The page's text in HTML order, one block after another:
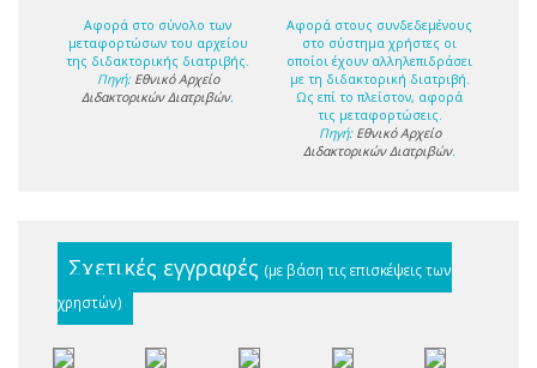
Αφορά στο σύνολο των
μεταφορτώσων του αρχείου
της διδακτορικής διατριβής.
Πηγή: Εθνικό Αρχείο
Διδακτορικών Διατριβών.
Αφορά στους συνδεδεμένους
στο σύστημα χρήστες οι
οποίοι έχουν αλληλεπιδράσει
με τη διδακτορική διατριβή.
Ως επί το πλείστον, αφορά
τις μεταφορτώσεις.
Πηγή: Εθνικό Αρχείο
Διδακτορικών Διατριβών.
Σχετικές εγγραφές (με βάση τις επισκέψεις των
χρηστών)